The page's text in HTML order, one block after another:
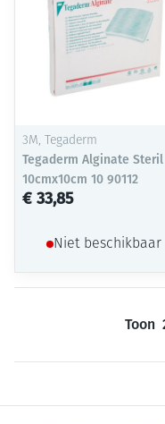
3M, Tegaderm
Tegaderm Alginate Steril
10cmx10cm 10 90112
€ 33,85
Niet beschikbaar
Toon